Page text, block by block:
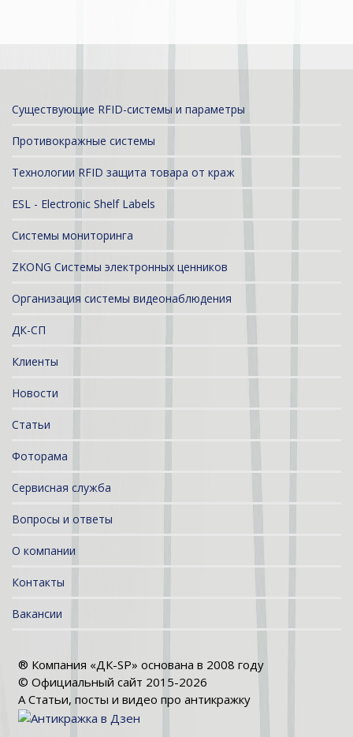
Существующие RFID-системы и параметры
Противокражные системы
Технологии RFID защита товара от краж
ESL - Electronic Shelf Labels
Системы мониторинга
ZKONG Системы электронных ценников
Организация системы видеонаблюдения
ДК-СП
Клиенты
Новости
Статьи
Фоторама
Сервисная служба
Вопросы и ответы
О компании
Контакты
Вакансии
® Компания «ДК-SP» основана в 2008 году
© Официальный сайт 2015-2026
Α Статьи, посты и видео про антикражку